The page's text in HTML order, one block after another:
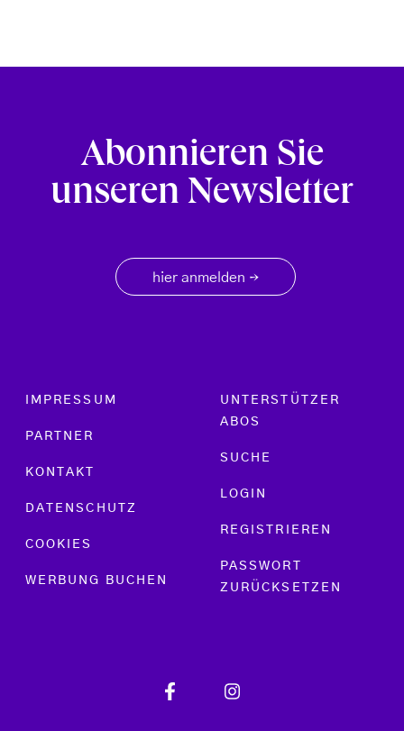
Abonnieren Sie
unseren Newsletter
hier anmelden →
Footer menu
IMPRESSUM
PARTNER
KONTAKT
DATENSCHUTZ
COOKIES
WERBUNG BUCHEN
UNTERSTÜTZER
ABOS
SUCHE
LOGIN
REGISTRIEREN
PASSWORT
ZURÜCKSETZEN